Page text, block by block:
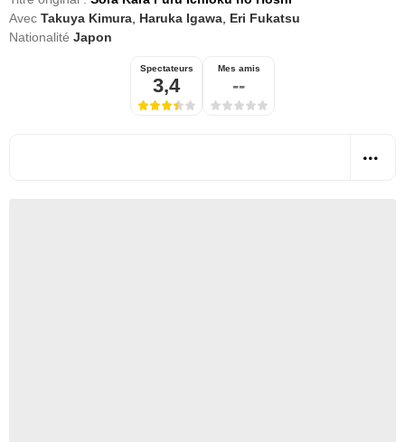
Avec Takuya Kimura Haruka Igawa Eri Fukatsu
Nationalité Japon
Spectateurs
3,4
Mes amis
--